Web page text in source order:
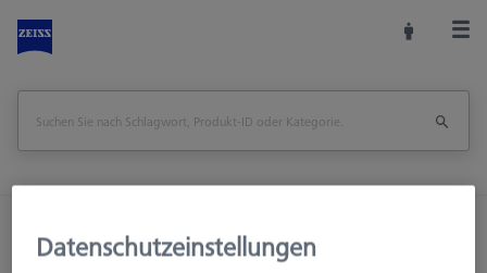
Optische 3D-Messtechnik
Fixtures
Datenschutzeinstellungen